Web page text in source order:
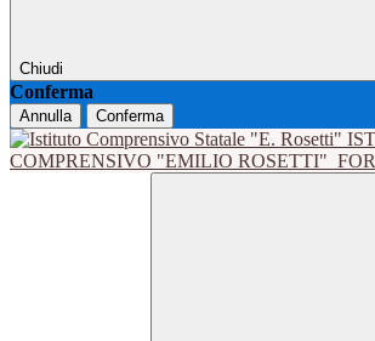
Chiudi
Conferma
Annulla Conferma
COMPRENSIVO "EMILIO ROSETTI"